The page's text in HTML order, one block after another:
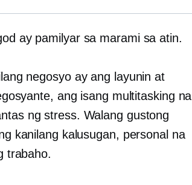
ay pamilyar sa marami sa atin.
negosyo ay ang layunin at
ang isang multitasking na
ng stress. Walang gustong
kanilang kalusugan, personal na
trabaho.